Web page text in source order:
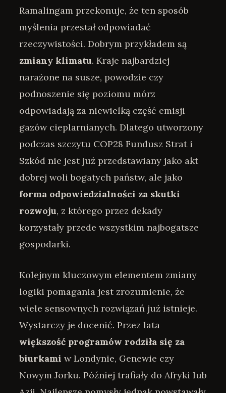
Ramalingam przekonuje, że ten sposób
myślenia przestał odpowiadać
rzeczywistości. Dobrym przykładem są
zmiany klimatu. Kraje najbardziej
narażone na susze, powodzie czy
podnoszenie się poziomu mórz
odpowiadają za niewielką część emisji
gazów cieplarnianych. Dlatego utworzony
podczas szczytu COP28 Fundusz Strat i
Szkód nie jest już przedstawiany jako akt
dobrej woli bogatych państw, ale jako
forma odpowiedzialności za skutki
rozwoju, z którego przez dekady
korzystały przede wszystkim najbogatsze
gospodarki.
Kolejnym kluczowym elementem zmiany
logiki pomagania jest zrozumienie, że
wiele sensownych rozwiązań już istnieje.
Wystarczy je docenić. Przez lata
większość programów rodziła się za
biurkami w Londynie, Genewie czy
Nowym Jorku. Później trafiały do Afryki lub